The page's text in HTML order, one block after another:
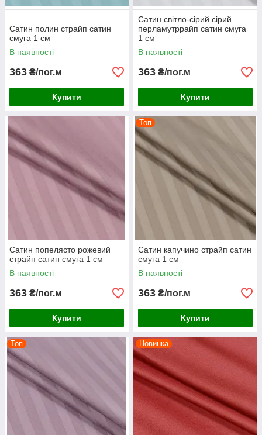
Сатин полин страйп сатин
смуга 1 см
В наявності
363 ₴/пог.м
Купити
Сатин світло-сірий сірий
перламутррайп сатин смуга
1 см
В наявності
363 ₴/пог.м
Купити
Сатин попелясто рожевий
страйп сатин смуга 1 см
В наявності
363 ₴/пог.м
Купити
Топ
Сатин капучино страйп сатин
смуга 1 см
В наявності
363 ₴/пог.м
Купити
Топ Новинка